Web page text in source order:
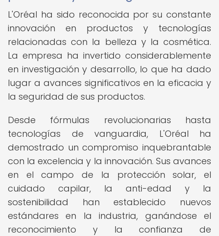
L'Oréal ha sido reconocida por su constante
innovación en productos y tecnologías
relacionadas con la belleza y la cosmética.
La empresa ha invertido considerablemente
en investigación y desarrollo, lo que ha dado
lugar a avances significativos en la eficacia y
la seguridad de sus productos.
Desde fórmulas revolucionarias hasta
tecnologías de vanguardia, L'Oréal ha
demostrado un compromiso inquebrantable
con la excelencia y la innovación. Sus avances
en el campo de la protección solar, el
cuidado capilar, la anti-edad y la
sostenibilidad han establecido nuevos
estándares en la industria, ganándose el
reconocimiento y la confianza de